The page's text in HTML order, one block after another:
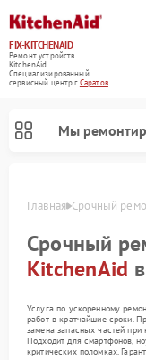
FIX-KITCHENAID
Ремонт устройств
KitchenAid
Специализированный
cервисный центр г.Саратов
Мы
Главная Срочный
Срочный
KitchenAid
Услуга по ускоренному
работ в кратчайшие сроки.
замена запасных частей
Подходит для смартфонов,
критических поломках.